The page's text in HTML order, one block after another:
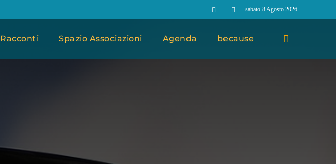
sabato 8 Agosto 2026
Racconti Spazio Associazioni Agenda because